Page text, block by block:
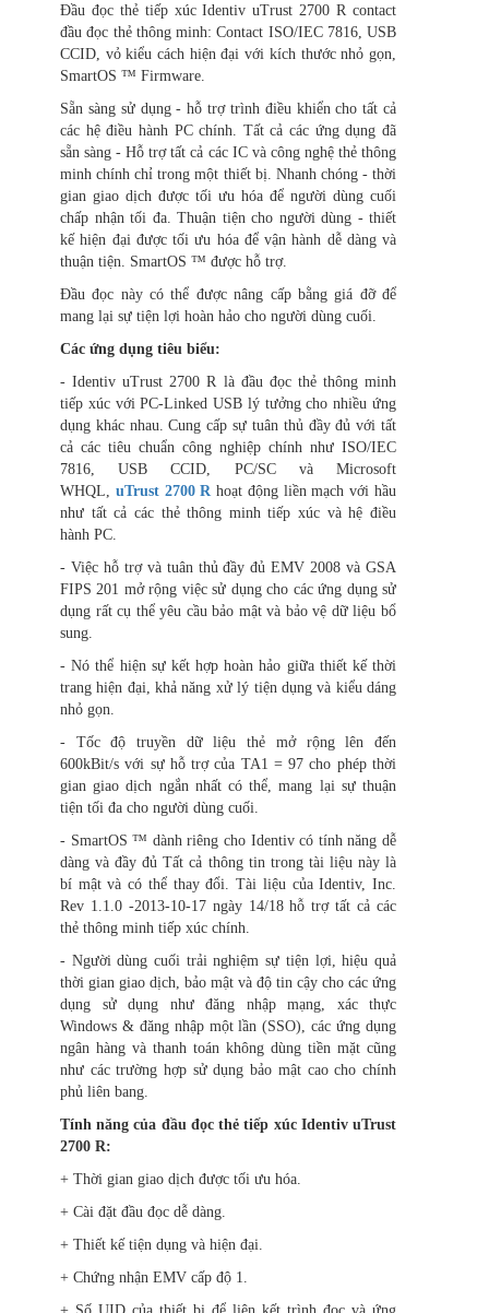
Đầu đọc thẻ tiếp xúc Identiv uTrust 2700 R contact
đầu đọc thẻ thông minh: Contact ISO/IEC 7816, USB
CCID, vỏ kiểu cách hiện đại với kích thước nhỏ gọn,
SmartOS ™ Firmware.
Sẵn sàng sử dụng - hỗ trợ trình điều khiển cho tất cả
các hệ điều hành PC chính. Tất cả các ứng dụng đã
sẵn sàng - Hỗ trợ tất cả các IC và công nghệ thẻ thông
minh chính chỉ trong một thiết bị. Nhanh chóng - thời
gian giao dịch được tối ưu hóa để người dùng cuối
chấp nhận tối đa. Thuận tiện cho người dùng - thiết
kế hiện đại được tối ưu hóa để vận hành dễ dàng và
thuận tiện. SmartOS ™ được hỗ trợ.
Đầu đọc này có thể được nâng cấp bằng giá đỡ để
mang lại sự tiện lợi hoàn hảo cho người dùng cuối.
Các ứng dụng tiêu biểu:
- Identiv uTrust 2700 R là đầu đọc thẻ thông minh
tiếp xúc với PC-Linked USB lý tưởng cho nhiều ứng
dụng khác nhau. Cung cấp sự tuân thủ đầy đủ với tất
cả các tiêu chuẩn công nghiệp chính như ISO/IEC
7816, USB CCID, PC/SC và Microsoft
WHQL, uTrust 2700 R hoạt động liền mạch với hầu
như tất cả các thẻ thông minh tiếp xúc và hệ điều
hành PC.
- Việc hỗ trợ và tuân thủ đầy đủ EMV 2008 và GSA
FIPS 201 mở rộng việc sử dụng cho các ứng dụng sử
dụng rất cụ thể yêu cầu bảo mật và bảo vệ dữ liệu bổ
sung.
- Nó thể hiện sự kết hợp hoàn hảo giữa thiết kế thời
trang hiện đại, khả năng xử lý tiện dụng và kiểu dáng
nhỏ gọn.
- Tốc độ truyền dữ liệu thẻ mở rộng lên đến
600kBit/s với sự hỗ trợ của TA1 = 97 cho phép thời
gian giao dịch ngắn nhất có thể, mang lại sự thuận
tiện tối đa cho người dùng cuối.
- SmartOS ™ dành riêng cho Identiv có tính năng dễ
dàng và đầy đủ Tất cả thông tin trong tài liệu này là
bí mật và có thể thay đổi. Tài liệu của Identiv, Inc.
Rev 1.1.0 -2013-10-17 ngày 14/18 hỗ trợ tất cả các
thẻ thông minh tiếp xúc chính.
- Người dùng cuối trải nghiệm sự tiện lợi, hiệu quả
thời gian giao dịch, bảo mật và độ tin cậy cho các ứng
dụng sử dụng như đăng nhập mạng, xác thực
Windows & đăng nhập một lần (SSO), các ứng dụng
ngân hàng và thanh toán không dùng tiền mặt cũng
như các trường hợp sử dụng bảo mật cao cho chính
phủ liên bang.
Tính năng của đầu đọc thẻ tiếp xúc Identiv uTrust
2700 R:
+ Thời gian giao dịch được tối ưu hóa.
+ Cài đặt đầu đọc dễ dàng.
+ Thiết kế tiện dụng và hiện đại.
+ Chứng nhận EMV cấp độ 1.